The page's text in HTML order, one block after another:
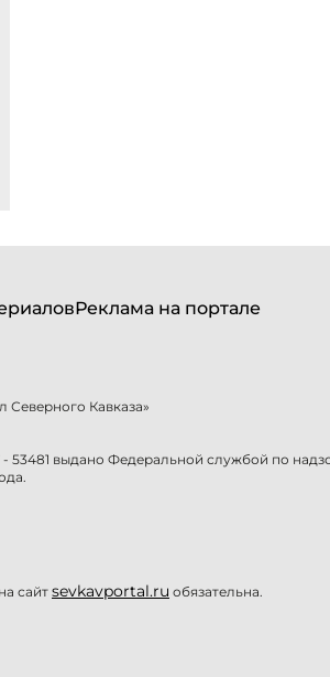
Реклама на портале
Кавказа»
выдано Федеральной службой по
сайт sevkavportal.ru обязательна.